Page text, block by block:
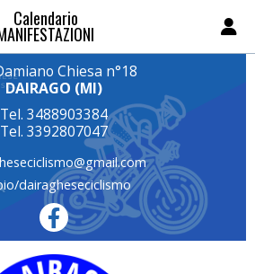
Calendario
Chiesa n°18
DAIRAGO (MI)
Tel. 3488903384
Tel. 3392807047
dairagheseciclismo